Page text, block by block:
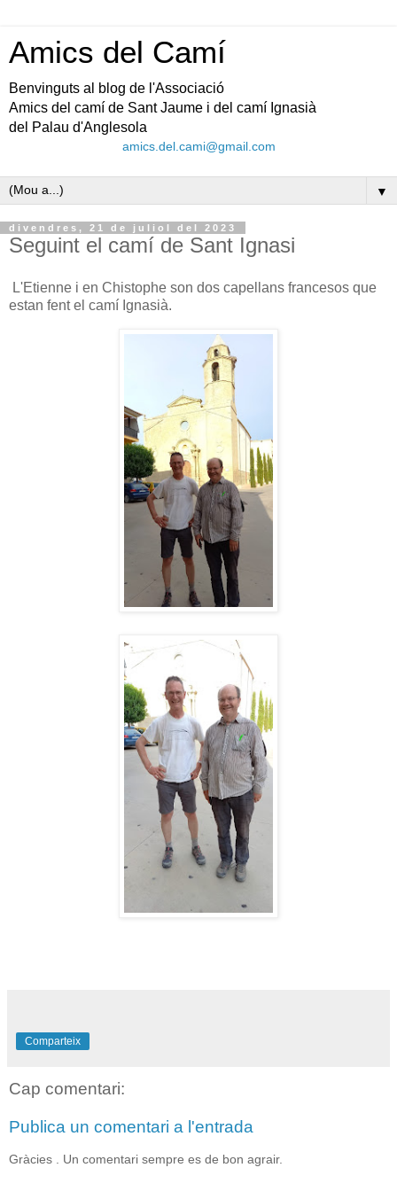
Amics del Camí
Benvinguts al blog de l'Associació
Amics del camí de Sant Jaume i del camí Ignasià
del Palau d'Anglesola
amics.del.cami@gmail.com
▼
divendres, 21 de juliol del 2023
Seguint el camí de Sant Ignasi
L'Etienne i en Chistophe son dos capellans francesos que
estan fent el camí Ignasià.
Comparteix
Cap comentari:
Publica un comentari a l'entrada
Gràcies . Un comentari sempre es de bon agrair.